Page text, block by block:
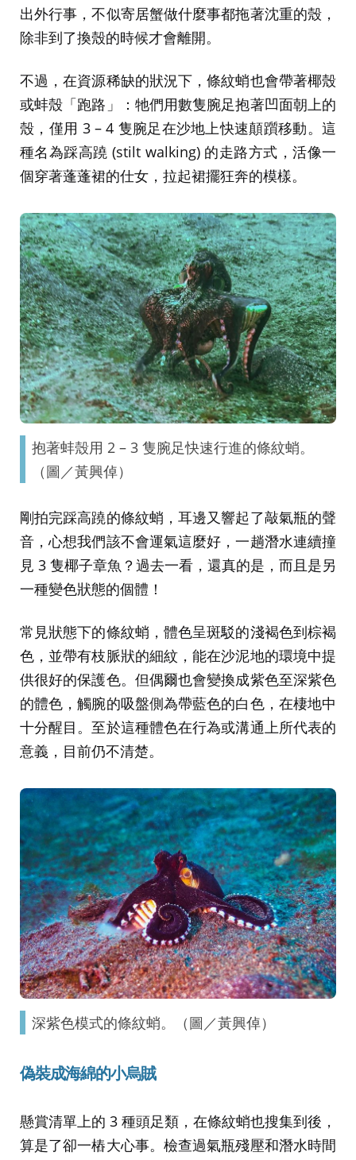
出外行事，不似寄居蟹做什麼事都拖著沈重的殼，
除非到了換殼的時候才會離開。
不過，在資源稀缺的狀況下，條紋蛸也會帶著椰殼
或蚌殼「跑路」：牠們用數隻腕足抱著凹面朝上的
殼，僅用 3 – 4 隻腕足在沙地上快速顛躓移動。這
種名為踩高蹺 (stilt walking) 的走路方式，活像一
個穿著蓬蓬裙的仕女，拉起裙擺狂奔的模樣。
抱著蚌殼用 2 – 3 隻腕足快速行進的條紋蛸。
（圖／黃興倬）
剛拍完踩高蹺的條紋蛸，耳邊又響起了敲氣瓶的聲
音，心想我們該不會運氣這麼好，一趟潛水連續撞
見 3 隻椰子章魚？過去一看，還真的是，而且是另
一種變色狀態的個體！
常見狀態下的條紋蛸，體色呈斑駁的淺褐色到棕褐
色，並帶有枝脈狀的細紋，能在沙泥地的環境中提
供很好的保護色。但偶爾也會變換成紫色至深紫色
的體色，觸腕的吸盤側為帶藍色的白色，在棲地中
十分醒目。至於這種體色在行為或溝通上所代表的
意義，目前仍不清楚。
深紫色模式的條紋蛸。（圖／黃興倬）
偽裝成海綿的小烏賊
懸賞清單上的 3 種頭足類，在條紋蛸也搜集到後，
算是了卻一樁大心事。檢查過氣瓶殘壓和潛水時間